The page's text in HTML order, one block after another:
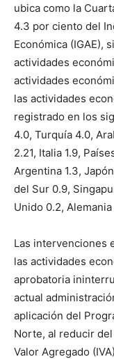
ubica como la
4.3 por ciento del
Económica (IGAE),
actividades
actividades
las actividades
registrado en los
4.0, Turquía 4.0,
2.21, Italia 1.9,
Argentina 1.3,
del Sur 0.9,
Unido 0.2,
Las intervenciones
las actividades
aprobatoria
actual
aplicación del
Norte, al reducir
Valor Agregado